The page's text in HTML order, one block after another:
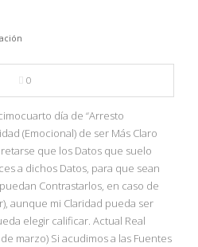
0
día de “Arresto
(Emocional) de ser Más Claro
que los Datos que suelo
a dichos Datos, para que sean
Contrastarlos, en caso de
aunque mi Claridad pueda ser
elegir calificar. Actual Real
marzo) Si acudimos a las Fuentes